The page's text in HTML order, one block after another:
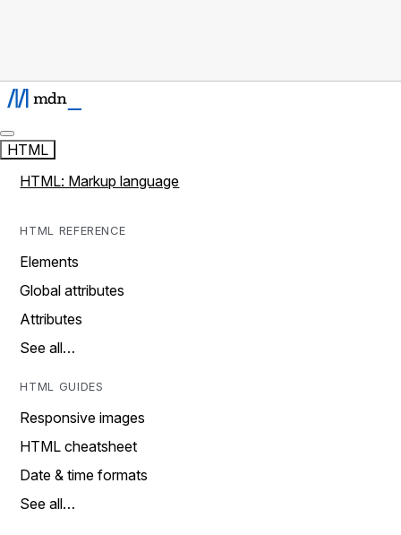
HTML
HTML: Markup language
HTML REFERENCE
Elements
Global attributes
Attributes
See all…
HTML GUIDES
Responsive images
HTML cheatsheet
Date & time formats
See all…